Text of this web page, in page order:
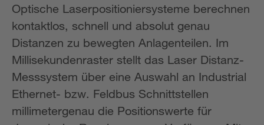
Optische Laserpositioniersysteme berechnen
kontaktlos, schnell und absolut genau
Distanzen zu bewegten Anlagenteilen. Im
Millisekundenraster stellt das Laser Distanz-
Messsystem über eine Auswahl an Industrial
Ethernet- bzw. Feldbus Schnittstellen
millimetergenau die Positionswerte für